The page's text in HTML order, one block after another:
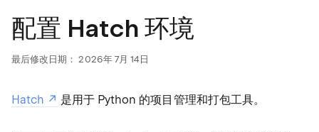
配置 Hatch 环境
最后修改日期： 2026年 7月 14日
Hatch 是用于 Python 的项目管理和打包工具。